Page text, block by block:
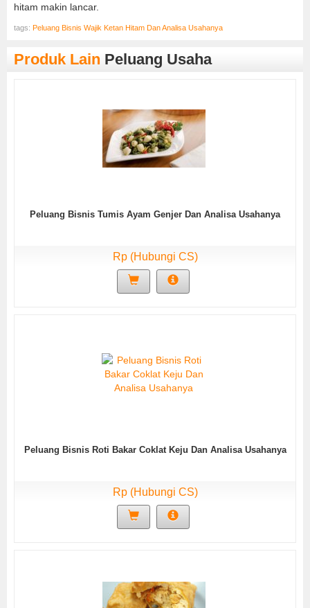
hitam makin lancar.
tags: Peluang Bisnis Wajik Ketan Hitam Dan Analisa Usahanya
Produk Lain Peluang Usaha
Peluang Bisnis Tumis Ayam Genjer Dan Analisa Usahanya
Rp (Hubungi CS)
Peluang Bisnis Roti Bakar Coklat Keju Dan Analisa Usahanya
Rp (Hubungi CS)